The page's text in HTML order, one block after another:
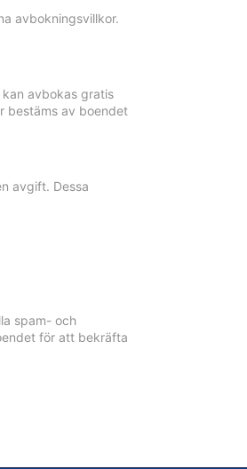
avbokningsvillkor.
avbokas gratis
bestäms av boendet
avgift. Dessa
spam- och
för att bekräfta